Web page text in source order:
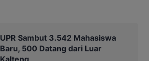
UPR Sambut 3.542 Mahasiswa
Baru, 500 Datang dari Luar
Kalteng